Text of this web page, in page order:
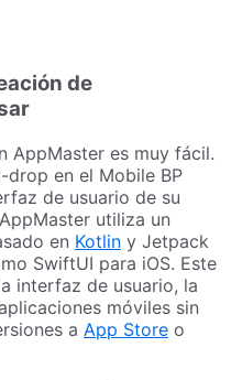
de
AppMaster es muy fácil.
en el Mobile BP
de usuario de su
utiliza un
en Kotlin y Jetpack
SwiftUI para iOS. Este
interfaz de usuario, la
móviles sin
a App Store o